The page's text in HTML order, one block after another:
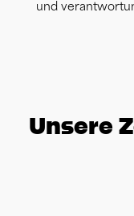
und
Unsere